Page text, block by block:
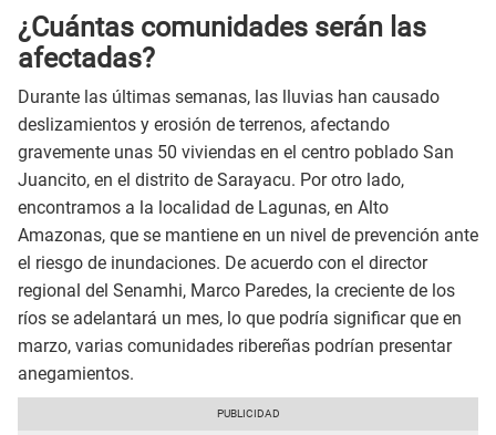
¿Cuántas comunidades serán las
afectadas?
Durante las últimas semanas, las lluvias han causado
deslizamientos y erosión de terrenos, afectando
gravemente unas 50 viviendas en el centro poblado San
Juancito, en el distrito de Sarayacu. Por otro lado,
encontramos a la localidad de Lagunas, en Alto
Amazonas, que se mantiene en un nivel de prevención ante
el riesgo de inundaciones. De acuerdo con el director
regional del Senamhi, Marco Paredes, la creciente de los
ríos se adelantará un mes, lo que podría significar que en
marzo, varias comunidades ribereñas podrían presentar
anegamientos.